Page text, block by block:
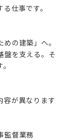
仕事です。
の建築」へ。
盤を支える。そ
が異なります
監督業務